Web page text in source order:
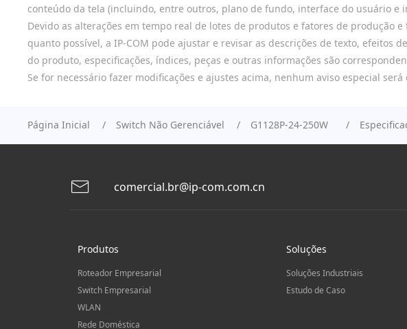
conteúdo da tela (incluindo, entre outros, plano de fundo, interface do usuário e
Devido as alterações em tempo real de lotes de produtos e fatores de produção
quanto possível, a IP-COM pode ajustar e revisar as descrições de texto,
do produto, especificações, índices, peças e outras informações são
Se for necessário fazer modificações e ajustes acima, nenhum aviso especial será
Página Inicial Switch Não Gerenciável G1128P-24-250W
comercial.br@ip-com.com.cn
Produtos
Roteador Empresarial
Switch Empresarial
WLAN
Rede Doméstica
Soluções
Soluções Industriais
Estudo de Caso